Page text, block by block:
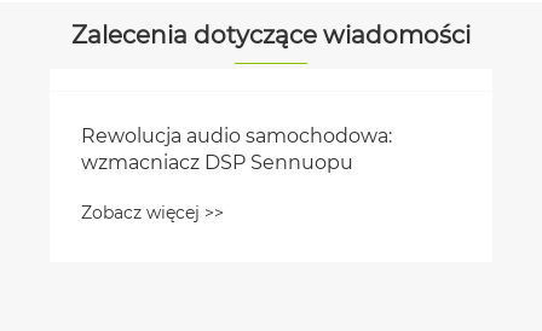
Zalecenia dotyczące wiadomości
Rewolucja audio samochodowa:
wzmacniacz DSP Sennuopu
Zobacz więcej >>